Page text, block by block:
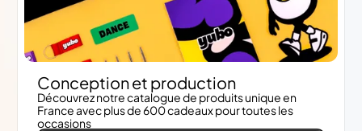
Conception et production
Découvrez notre catalogue de produits unique en
France avec plus de 600 cadeaux pour toutes les
occasions